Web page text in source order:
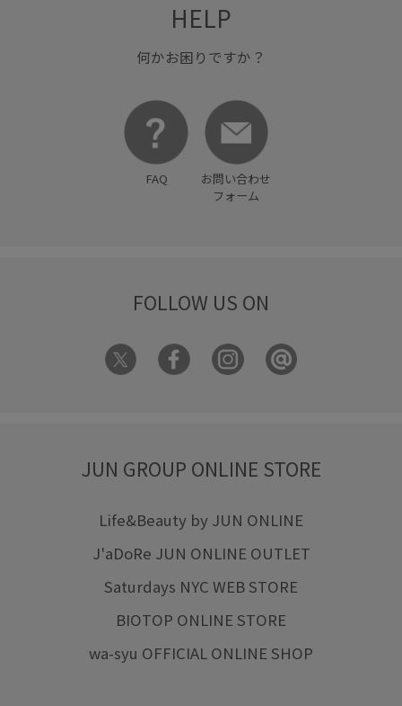
HELP
何かお困りですか？
FAQ
お問い合わせ
フォーム
FOLLOW US ON
JUN GROUP ONLINE STORE
Life&Beauty by JUN ONLINE
J'aDoRe JUN ONLINE OUTLET
Saturdays NYC WEB STORE
BIOTOP ONLINE STORE
wa-syu OFFICIAL ONLINE SHOP